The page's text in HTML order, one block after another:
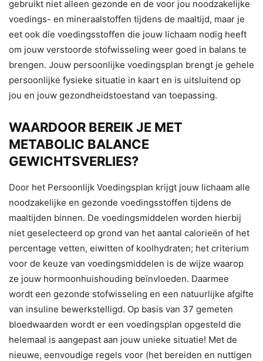
gebruikt niet alleen gezonde en de voor jou noodzakelijke
voedings- en mineraalstoffen tijdens de maaltijd, maar je
eet ook díe voedingsstoffen die jouw lichaam nodig heeft
om jouw verstoorde stofwisseling weer goed in balans te
brengen. Jouw persoonlijke voedingsplan brengt je gehele
persoonlijke fysieke situatie in kaart en is uitsluitend op
jou en jouw gezondheidstoestand van toepassing.
WAARDOOR BEREIK JE MET
METABOLIC BALANCE
GEWICHTSVERLIES?
Door het Persoonlijk Voedingsplan krijgt jouw lichaam alle
noodzakelijke en gezonde voedingsstoffen tijdens de
maaltijden binnen. De voedingsmiddelen worden hierbij
niet geselecteerd op grond van het aantal calorieën of het
percentage vetten, eiwitten of koolhydraten; het criterium
voor de keuze van voedingsmiddelen is de wijze waarop
ze jouw hormoonhuishouding beïnvloeden. Daarmee
wordt een gezonde stofwisseling en een natuurlijke afgifte
van insuline bewerkstelligd. Op basis van 37 gemeten
bloedwaarden wordt er een voedingsplan opgesteld die
helemaal is aangepast aan jouw unieke situatie! Met de
nieuwe, eenvoudige regels voor (het bereiden en nuttigen